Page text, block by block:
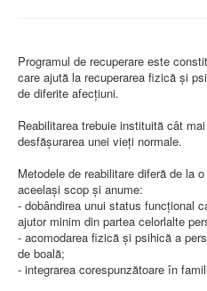
LABORATOR DE
MEDICALĂ
BLOC STERILIZARE
DISPENSAR DE
AMBULATORIU INTEGRAT
AMBULATOR BOLI
AMBULATOR
AMBULATOR CHIRURGIE
AMBULATOR ORTOPEDIE
AMBULATOR MEDICINĂ
AMBULATOR NEUROLOGIE
AMBULATOR PEDIATRIE
Programul de recuperare este
care ajută la recuperarea fizică şi
de diferite afecţiuni.
Reabilitarea trebuie instituită cât
desfăşurarea unei vieţi normale.
Metodele de reabilitare diferă de la
aceelaşi scop şi anume:
- dobândirea unui status funcţional
ajutor minim din partea celorlalte
- acomodarea fizică şi psihică a
de boală;
- integrarea corespunzătoare în